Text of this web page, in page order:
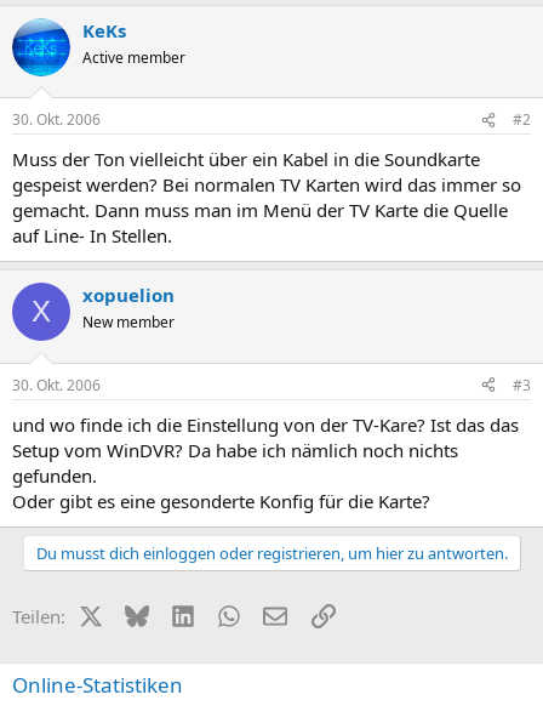
KeKs
Active member
30. Okt. 2006 #2
Muss der Ton vielleicht über ein Kabel in die Soundkarte
gespeist werden? Bei normalen TV Karten wird das immer so
gemacht. Dann muss man im Menü der TV Karte die Quelle
auf Line- In Stellen.
X xopuelion
New member
30. Okt. 2006 #3
und wo finde ich die Einstellung von der TV-Kare? Ist das das
Setup vom WinDVR? Da habe ich nämlich noch nichts
gefunden.
Oder gibt es eine gesonderte Konfig für die Karte?
Du musst dich einloggen oder registrieren, um hier zu antworten.
Teilen: X (Twitter)
BlueskyLinkedInWhatsApp
E-MailLink
Online-Statistiken